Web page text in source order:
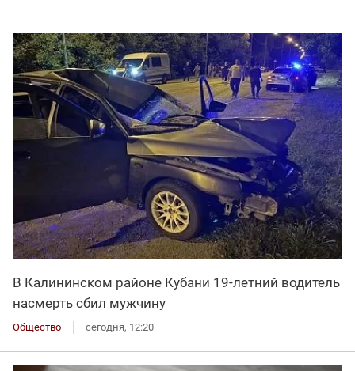
В Калининском районе Кубани 19-летний водитель
насмерть сбил мужчину
Общество сегодня, 12:20